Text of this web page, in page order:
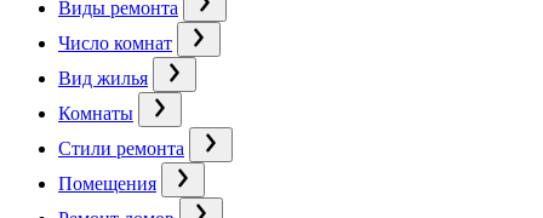
Виды ремонта
Число комнат
Вид жилья
Комнаты
Стили ремонта
Помещения